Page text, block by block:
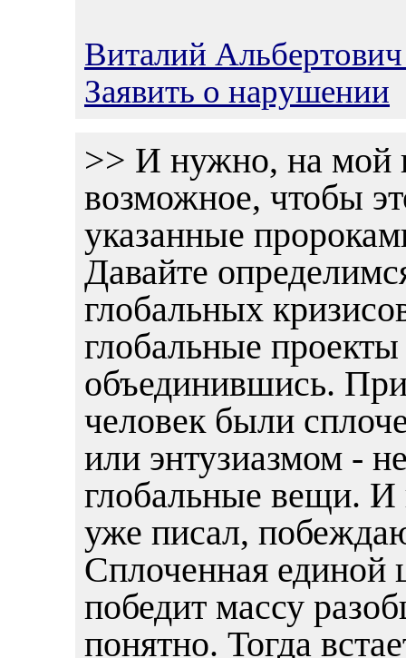
Виталий
Заявить о нарушении
>> И нужно, на мой
возможное, чтобы
указанные
Давайте
глобальных
глобальные
объединившись.
человек были
или энтузиазмом -
глобальные вещи. И
уже писал,
Сплоченная единой
победит массу
понятно. Тогда